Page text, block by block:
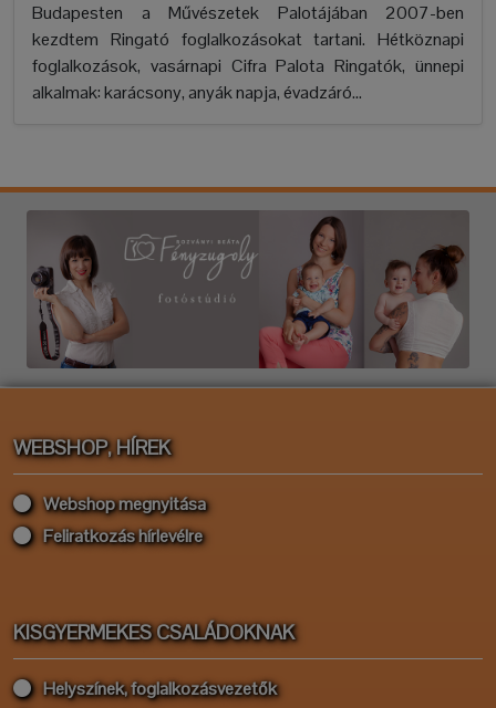
Budapesten a Művészetek Palotájában 2007-ben
kezdtem Ringató foglalkozásokat tartani. Hétköznapi
foglalkozások, vasárnapi Cifra Palota Ringatók, ünnepi
alkalmak: karácsony, anyák napja, évadzáró...
WEBSHOP, HÍREK
Webshop megnyitása
Feliratkozás hírlevélre
KISGYERMEKES CSALÁDOKNAK
Helyszínek, foglalkozásvezetők